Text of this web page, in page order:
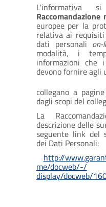
L'informativa
europee per la
relativa ai
dati personali on-
modalità, i
informazioni
devono fornire agli
collegano a pagine
dagli scopi del
La
descrizione delle
seguente link del
dei Dati Personali:
http://
me/docweb/-/
display/docweb/